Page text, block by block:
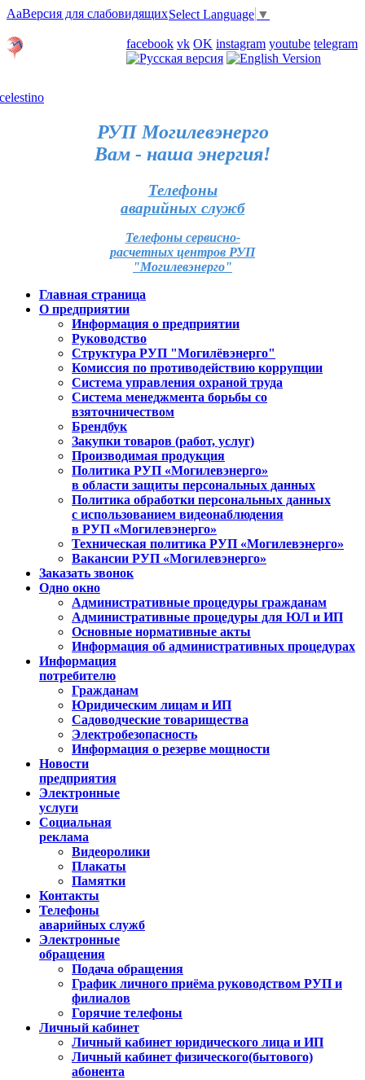
AaВерсия для слабовидящихSelect Language ▼
facebook vk OK instagram youtube telegram
РУП Могилевэнерго
Вам - наша энергия!
Телефоны
аварийных служб
Телефоны сервисно-
расчетных центров РУП
"Могилевэнерго"
Главная страница
О предприятии
Информация о предприятии
Руководство
Структура РУП "Могилёвэнерго"
Комиссия по противодействию коррупции
Система управления охраной труда
Система менеджмента борьбы со
взяточничеством
Брендбук
Закупки товаров (работ, услуг)
Производимая продукция
Политика РУП «Могилевэнерго»
в области защиты персональных данных
Политика обработки персональных данных
с использованием видеонаблюдения
в РУП «Могилевэнерго»
Техническая политика РУП «Могилевэнерго»
Вакансии РУП «Могилевэнерго»
Заказать звонок
Одно окно
Административные процедуры гражданам
Административные процедуры для ЮЛ и ИП
Основные нормативные акты
Информация об административных процедурах
Информация
потребителю
Гражданам
Юридическим лицам и ИП
Садоводческие товарищества
Электробезопасность
Информация о резерве мощности
Новости
предприятия
Электронные
услуги
Социальная
реклама
Видеоролики
Плакаты
Памятки
Контакты
Телефоны
аварийных служб
Электронные
обращения
Подача обращения
График личного приёма руководством РУП и
филиалов
Горячие телефоны
Личный кабинет
Личный кабинет юридического лица и ИП
Личный кабинет физического(бытового)
абонента